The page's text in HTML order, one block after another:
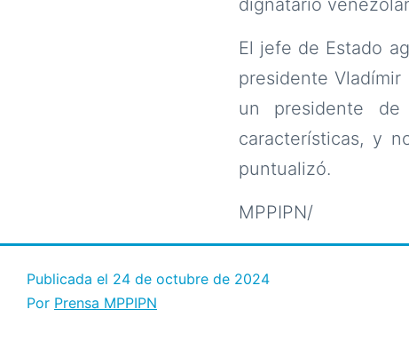
El jefe de Estado
presidente
un presidente
características, y
puntualizó.
MPPIPN/
Publicada el 24 de octubre de 2024
Por Prensa MPPIPN